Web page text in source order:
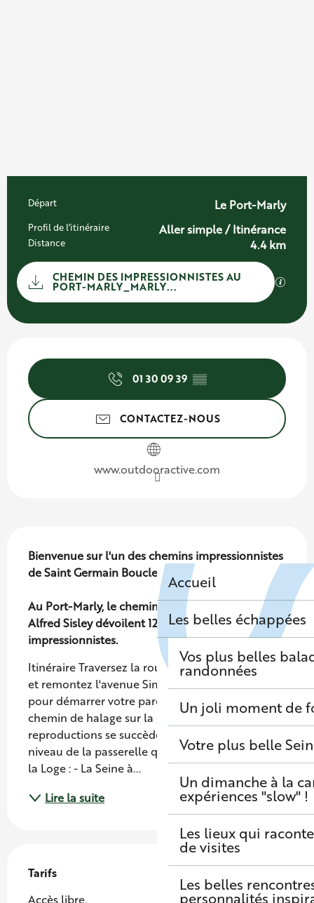
Accueil
Les belles échappées
Vos plus belles
randonnées
Un joli moment de
Votre plus belle
Un dimanche à la
expériences "slow" !
Les lieux qui
de visites
Les belles
personnalités
Informations pratiques
Départ Le Port-Marly
Profil de l’itinéraire Aller simple / Itinérance
Distance 4.4 km
Documentation
CHEMIN DES IMPRESSIONNISTES AU
PORT-MARLY_MARLY...
Ouverture et coordonnées
01 30 09 39 ▒▒
CONTACTEZ-NOUS
www.outdooractive.com
Description
Bienvenue sur l'un des chemins impressionnistes
de Saint Germain Boucles de Seine !
Au Port-Marly, le chemin de halage et la Terrasse
Alfred Sisley dévoilent 12 reproductions
impressionnistes.
Itinéraire Traversez la route face à l'hôtel de Ville
et remontez l'avenue Simon Vouet par la droite
pour démarrer votre parcours au début du
chemin de halage sur la gauche. Trois
reproductions se succèdent avant d'arriver au
niveau de la passerelle qui vous mène à l'île de
la Loge : - La Seine à...
Lire la suite
Tarifs
Accès libre.